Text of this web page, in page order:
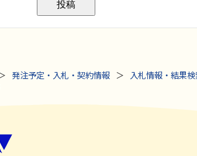
発注予定・入札・契約情報
入札情報・結果検